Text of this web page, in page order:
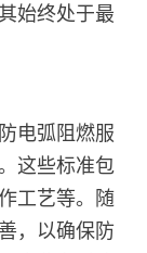
始终处于最
电弧阻燃服
这些标准包
工艺等。随
，以确保防